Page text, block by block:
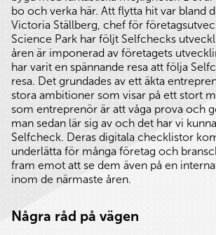
bo och verka här. Att flytta hit var bland
Victoria Ställberg, chef för
Science Park har följt Selfchecks
åren är imponerad av företagets
har varit en spännande resa att följa
resa. Det grundades av ett äkta
stora ambitioner som visar på ett stort
som entreprenör är att våga prova och
man sedan lär sig av och det har vi
Selfcheck. Deras digitala checklistor
underlätta för många företag och
fram emot att se dem även på en
inom de närmaste åren.
Några råd på vägen